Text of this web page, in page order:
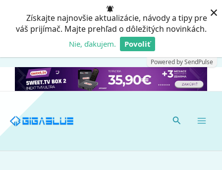
Získajte najnovšie aktualizácie, návody a tipy pre
váš prijímač. Majte prehľad o dôležitých novinkách.
Nie, ďakujem. Povoliť
Powered by SendPulse
×
Hľadať